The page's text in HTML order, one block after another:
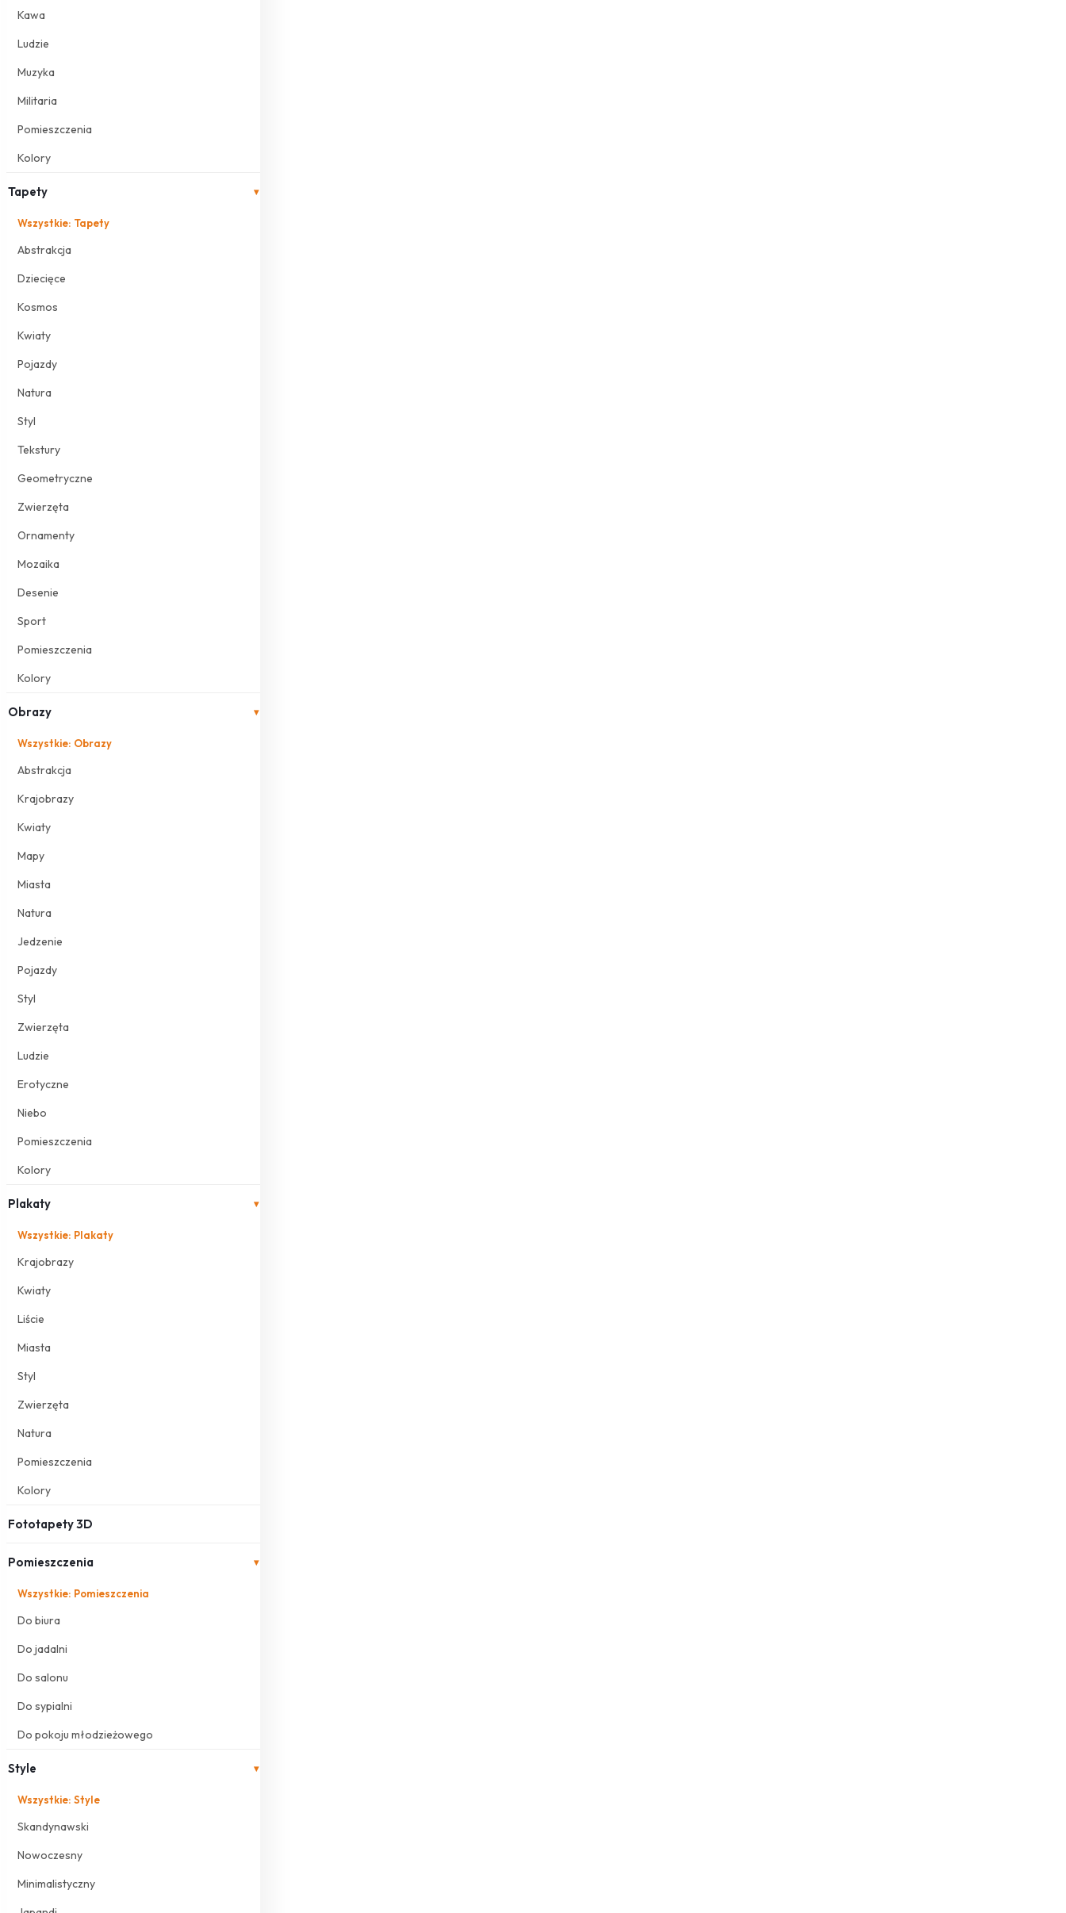
Kawa
Ludzie
Muzyka
Militaria
Pomieszczenia
Kolory
Tapety ▾
Wszystkie: Tapety
Abstrakcja
Dziecięce
Kosmos
Kwiaty
Pojazdy
Natura
Styl
Tekstury
Geometryczne
Zwierzęta
Ornamenty
Mozaika
Desenie
Sport
Pomieszczenia
Kolory
Obrazy ▾
Wszystkie: Obrazy
Abstrakcja
Krajobrazy
Kwiaty
Mapy
Miasta
Natura
Jedzenie
Pojazdy
Styl
Zwierzęta
Ludzie
Erotyczne
Niebo
Pomieszczenia
Kolory
Plakaty ▾
Wszystkie: Plakaty
Krajobrazy
Kwiaty
Liście
Miasta
Styl
Zwierzęta
Natura
Pomieszczenia
Kolory
Fototapety 3D
Pomieszczenia ▾
Wszystkie: Pomieszczenia
Do biura
Do jadalni
Do salonu
Do sypialni
Do pokoju młodzieżowego
Style ▾
Wszystkie: Style
Skandynawski
Nowoczesny
Minimalistyczny